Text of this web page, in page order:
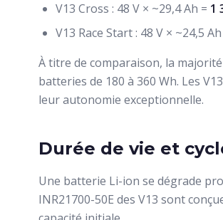
V13 Cross : 48 V × ~29,4 Ah = 1
V13 Race Start : 48 V × ~24,5
À titre de comparaison, la
batteries de 180 à 360 Wh. Les
leur autonomie exceptionnelle.
Durée de vie et
Une batterie Li-ion se dégrade
INR21700-50E des V13 sont